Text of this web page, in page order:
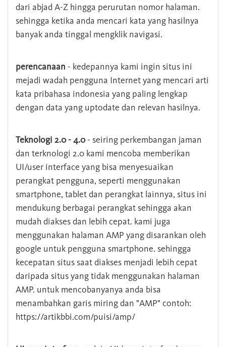
dari abjad A-Z hingga perurutan nomor halaman.
sehingga ketika anda mencari kata yang hasilnya
banyak anda tinggal mengklik navigasi.
perencanaan - kedepannya kami ingin situs ini
mejadi wadah pengguna Internet yang mencari arti
kata pribahasa indonesia yang paling lengkap
dengan data yang uptodate dan relevan hasilnya.
Teknologi 2.0 - 4.0- seiring perkembangan jaman
dan terknologi 2.0 kami mencoba memberikan
UI/user interface yang bisa menyesuaikan
perangkat pengguna, seperti menggunakan
smartphone, tablet dan perangkat lainnya, situs ini
mendukung berbagai perangkat sehingga akan
mudah diakses dan lebih cepat. kami juga
menggunakan halaman AMP yang disarankan oleh
google untuk pengguna smartphone. sehingga
kecepatan situs saat diakses menjadi lebih cepat
daripada situs yang tidak menggunakan halaman
AMP. untuk mencobanyanya anda bisa
menambahkan garis miring dan "AMP" contoh:
https://artikbbi.com/puisi/amp/